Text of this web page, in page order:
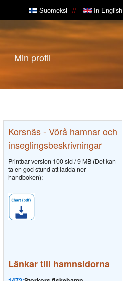
Suomeksi In English
Min profil
Korsnäs - Vörå hamnar och
inseglingsbeskrivningar
Printbar version 100 sid / 9 MB (Det kan
ta en god stund att ladda ner
handboken):
Länkar till hamnsidorna